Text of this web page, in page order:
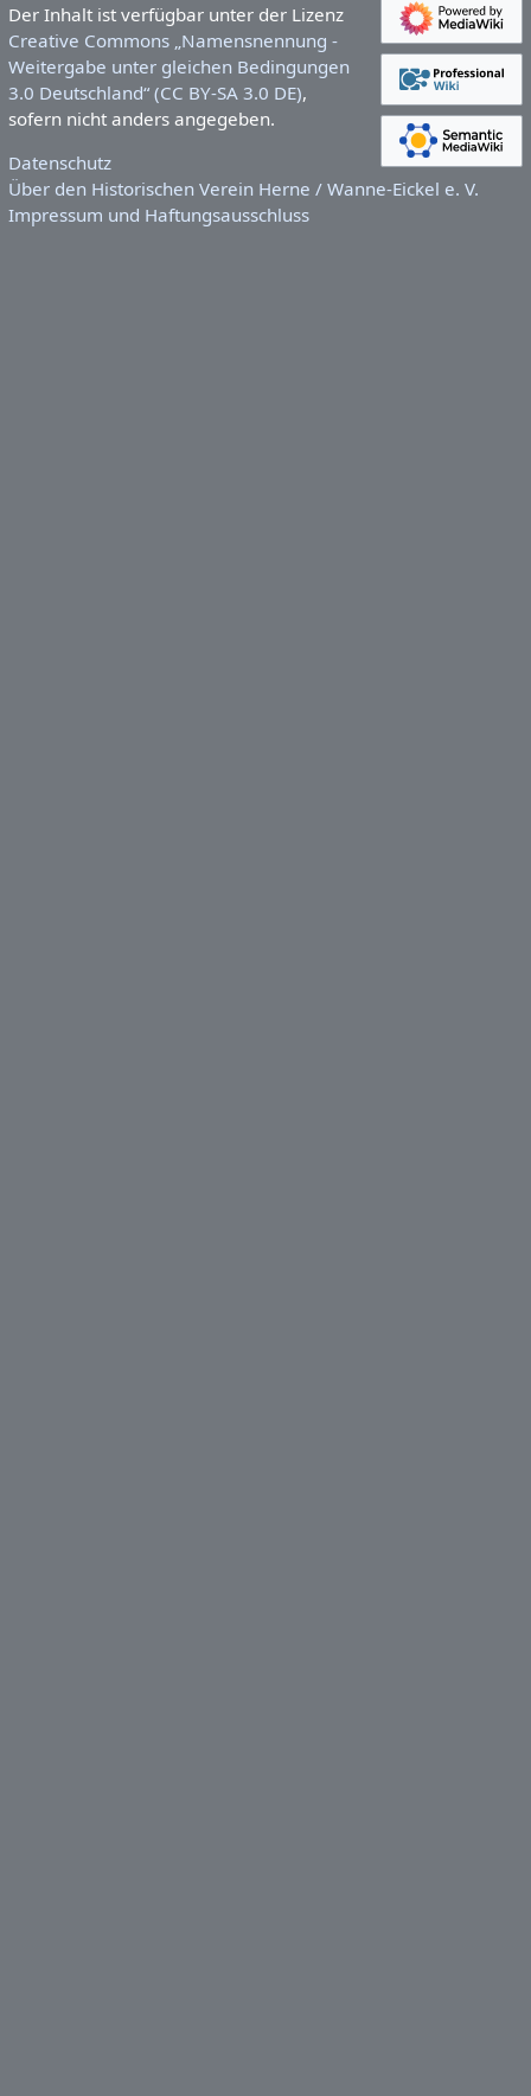
Der Inhalt ist verfügbar unter der Lizenz
Creative Commons „Namensnennung -
Weitergabe unter gleichen Bedingungen
3.0 Deutschland“ (CC BY-SA 3.0 DE),
sofern nicht anders angegeben.
Datenschutz
Über den Historischen Verein Herne / Wanne-Eickel e. V.
Impressum und Haftungsausschluss